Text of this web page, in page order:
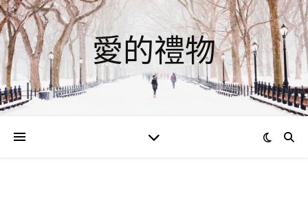
愛的禮物